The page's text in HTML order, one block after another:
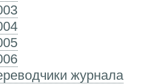
журнала